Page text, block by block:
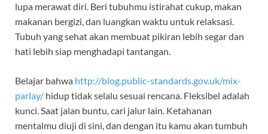
lupa merawat diri. Beri tubuhmu istirahat cukup, makan
makanan bergizi, dan luangkan waktu untuk relaksasi.
Tubuh yang sehat akan membuat pikiran lebih segar dan
hati lebih siap menghadapi tantangan.
Belajar bahwa http://blog.public-standards.gov.uk/mix-
parlay/ hidup tidak selalu sesuai rencana. Fleksibel adalah
kunci. Saat jalan buntu, cari jalur lain. Ketahanan
mentalmu diuji di sini, dan dengan itu kamu akan tumbuh